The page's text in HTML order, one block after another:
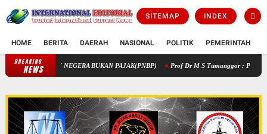
SITEMAP INDEX
HOME BERITA DAERAH NASIONAL POLITIK PEMERINTAH
BREAKING
NEWSPENGELOLAAN KEUANGAN STIK MELALUI PENERIMAAN NEGERA